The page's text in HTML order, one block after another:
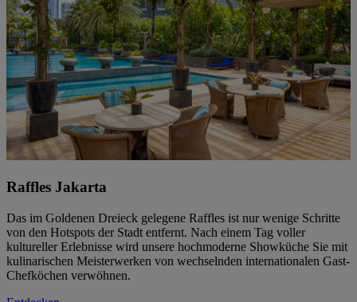
Raffles Jakarta
Das im Goldenen Dreieck gelegene Raffles ist nur wenige Schritte
von den Hotspots der Stadt entfernt. Nach einem Tag voller
kultureller Erlebnisse wird unsere hochmoderne Showküche Sie mit
kulinarischen Meisterwerken von wechselnden internationalen Gast-
Chefköchen verwöhnen.